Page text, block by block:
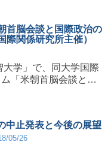
首脳会談と国際政治の
際関係研究所主催）
学」で、同大学国際
「米朝首脳会談と…
中止発表と今後の展望
05/26